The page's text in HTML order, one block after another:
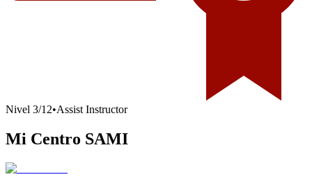
Nivel 3/12•Assist Instructor
Mi Centro SAMI